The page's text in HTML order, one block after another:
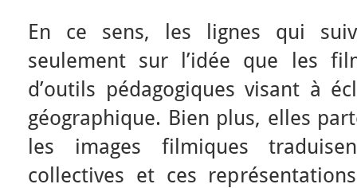
En ce sens, les lignes qui
seulement sur l’idée que les
d’outils pédagogiques visant à
géographique. Bien plus, elles
les images filmiques
collectives et ces